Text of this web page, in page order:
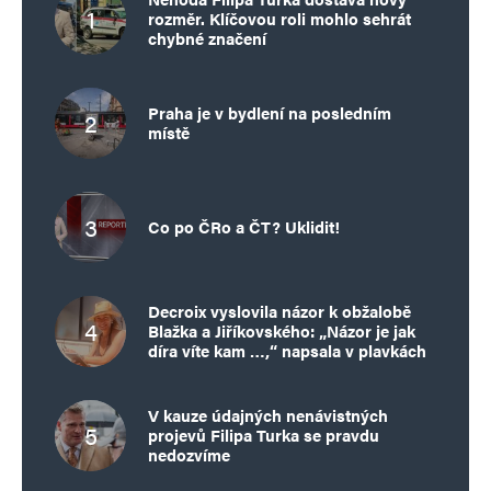
Jiří MOC
No jedna potíž je v takové drobnosti…
STB asi řídil že) trošku idealizujete…
Pokud Jste jel na montáž jako třeba já = STB
jiný lidi (třeba předseda závodního výboru
KSČ, a podobní = ty co podávali hlášení)…
pracovník nějaké PZky, tak Jste měl dvě
možnosti:
Podepsat spolupráci a jet do zahraničí
rozměr. Klíčovou roli mohlo sehrát
chybné značení
Praha je v bydlení na posledním
místě
Co po ČRo a ČT? Uklidit!
Decroix vyslovila názor k obžalobě
Blažka a Jiříkovského: „Názor je jak
díra víte kam …,“ napsala v plavkách
V kauze údajných nenávistných
projevů Filipa Turka se pravdu
nedozvíme